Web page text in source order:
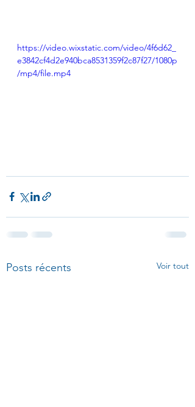
https://video.wixstatic.com/video/4f6d62_
e3842cf4d2e940bca8531359f2c87f27/1080p
/mp4/file.mp4
Posts récents Voir tout